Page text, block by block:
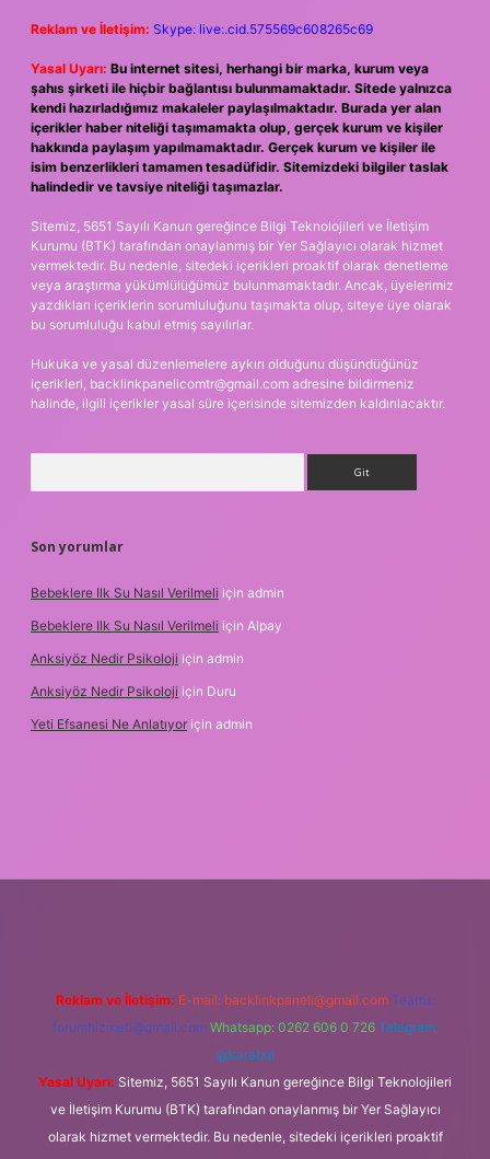
Reklam ve İletişim: Skype: live:.cid.575569c608265c69
Yasal Uyarı: Bu internet sitesi, herhangi bir marka, kurum veya
şahıs şirketi ile hiçbir bağlantısı bulunmamaktadır. Sitede yalnızca
kendi hazırladığımız makaleler paylaşılmaktadır. Burada yer alan
içerikler haber niteliği taşımamakta olup, gerçek kurum ve kişiler
hakkında paylaşım yapılmamaktadır. Gerçek kurum ve kişiler ile
isim benzerlikleri tamamen tesadüfidir. Sitemizdeki bilgiler taslak
halindedir ve tavsiye niteliği taşımazlar.
Sitemiz, 5651 Sayılı Kanun gereğince Bilgi Teknolojileri ve İletişim
Kurumu (BTK) tarafından onaylanmış bir Yer Sağlayıcı olarak hizmet
vermektedir. Bu nedenle, sitedeki içerikleri proaktif olarak denetleme
veya araştırma yükümlülüğümüz bulunmamaktadır. Ancak, üyelerimiz
yazdıkları içeriklerin sorumluluğunu taşımakta olup, siteye üye olarak
bu sorumluluğu kabul etmiş sayılırlar.
Hukuka ve yasal düzenlemelere aykırı olduğunu düşündüğünüz
içerikleri, backlinkpanelicomtr@gmail.com adresine bildirmeniz
halinde, ilgili içerikler yasal süre içerisinde sitemizden kaldırılacaktır.
Son yorumlar
Bebeklere Ilk Su Nasıl Verilmeli için admin
Bebeklere Ilk Su Nasıl Verilmeli için Alpay
Anksiyöz Nedir Psikoloji için admin
Anksiyöz Nedir Psikoloji için Duru
Yeti Efsanesi Ne Anlatıyor için admin
Reklam ve İletişim: E-mail: backlinkpaneli@gmail.com Teams:
forumhizmeti@gmail.com Whatsapp: 0262 606 0 726 Telegram:
@karabul
Yasal Uyarı: Sitemiz, 5651 Sayılı Kanun gereğince Bilgi Teknolojileri
ve İletişim Kurumu (BTK) tarafından onaylanmış bir Yer Sağlayıcı
olarak hizmet vermektedir. Bu nedenle, sitedeki içerikleri proaktif